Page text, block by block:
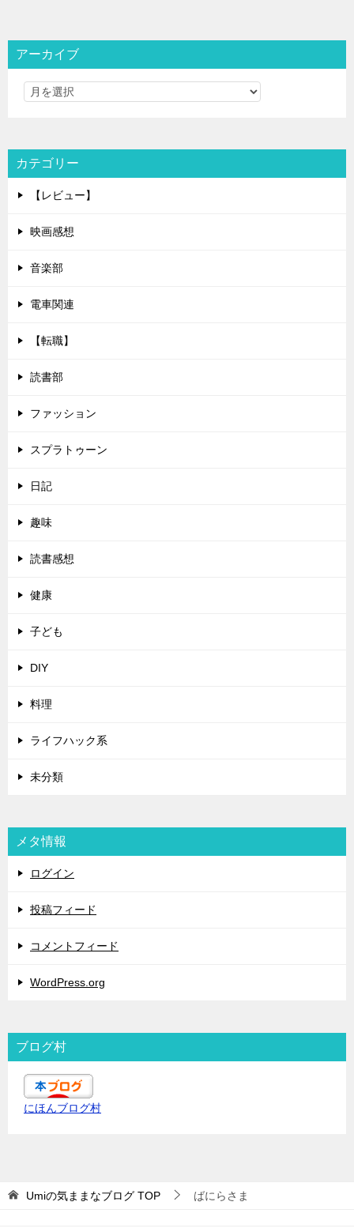
アーカイブ
カテゴリー
【レビュー】
映画感想
音楽部
電車関連
【転職】
読書部
ファッション
スプラトゥーン
日記
趣味
読書感想
健康
子ども
DIY
料理
ライフハック系
未分類
メタ情報
ログイン
投稿フィード
コメントフィード
WordPress.org
ブログ村
にほんブログ村
Umiの気ままなブログ TOP ばにらさま